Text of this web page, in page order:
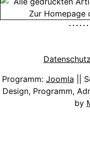
Programm: Joomla ||
Design, Programm,
by